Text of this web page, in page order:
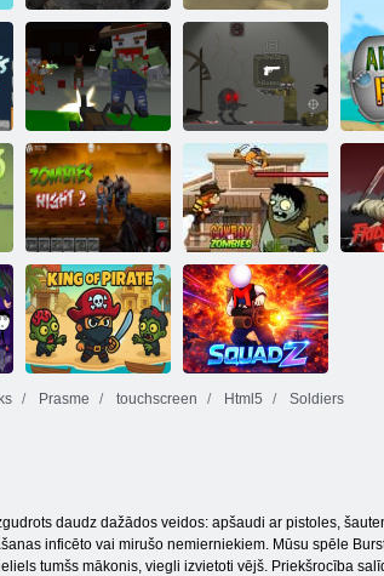
Nāves tārps
Armijas kaujas
simulators
Pixel Gun
Apocalypse 6
Eggbot vs
zombiji
Zombiju nakts 2
Kovbojs vs
zombiji
Prasme touchscreen Html5 Soldiers
daudz dažādos veidos: apšaudi ar pistoles,
inficēto vai mirušo nemierniekiem. Mūsu spēle
tumšs mākonis, viegli izvietoti vējš. Priekšrocība